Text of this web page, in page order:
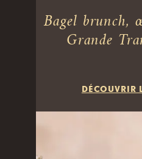
Bagel brunch,
Grande
DÉCOUVRIR